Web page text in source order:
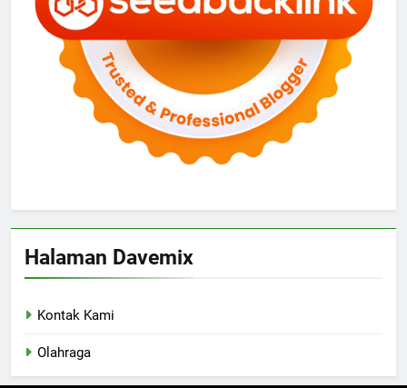
Halaman Davemix
Kontak Kami
Olahraga